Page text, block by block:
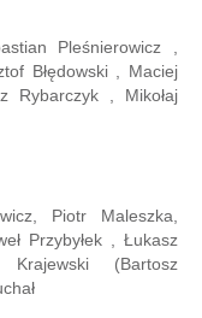
Pleśnierowicz ,
Błędowski , Maciej
Rybarczyk , Mikołaj
Piotr Maleszka,
Przybyłek , Łukasz
(Bartosz